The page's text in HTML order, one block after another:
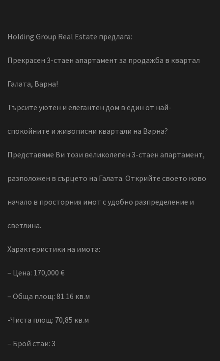
Holding Group Real Estate предлага:
Прекрасен 3-стаен апартамент за продажба в квартал
Галата, Варна!
Търсите уютен и елегантен дом в един от най-
спокойните и живописни квартали на Варна?
Представяме Ви този великолепен 3-стаен апартамент,
разположен в сърцето на Галата. Открийте своето ново
начало в просторния имот с удобно разпределение и
светлина.
Характеристики на имота:
– Цена: 170,000 €
– Обща площ: 81.16 кв.м
-Чиста площ: 70,85 кв.м
– Брой стаи: 3